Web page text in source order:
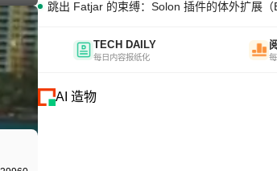
跳出 Fatjar 的束缚：Solon 插件的体外扩展（
TECH DAILY
每日内容报纸化
AI 造物